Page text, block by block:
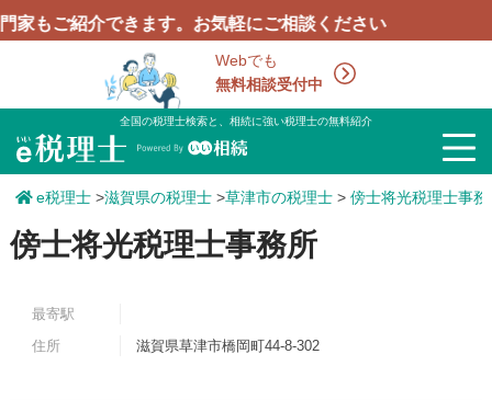
Webでも
無料相談受付中
介できます。お気軽にご相談ください
全国の税理士検索と、相続に強い税理士の無料紹介
e税理士>滋賀県の税理士>草津市の税理士> 傍士将光税理士事務
傍士将光税理士事務所
最寄駅
住所
滋賀県草津市橋岡町44-8-302